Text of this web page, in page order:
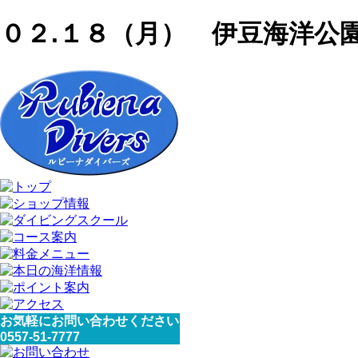
０２.１８（月） 伊豆海洋公
お気軽にお問い合わせください
0557-51-7777